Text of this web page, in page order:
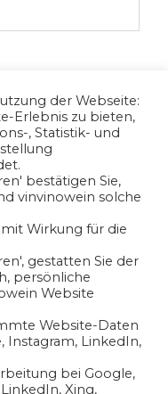
gelesen und bin mit
mit den
einverstanden.
der Webseite:
Erlebnis zu bieten,
, Statistik- und
bestätigen Sie,
vinvinowein solche
Wirkung für die
gestatten Sie der
persönliche
Website
Website-Daten
Instagram, LinkedIn,
bei Google,
Xing,